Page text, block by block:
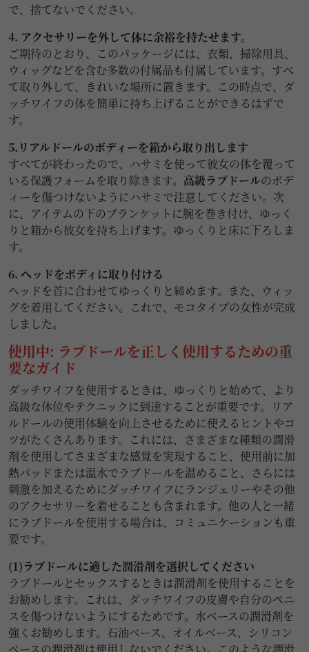
で、捨てないでください。
4. アクセサリーを外して体に余裕を持たせます。
ご期待のとおり、このパッケージには、衣類、掃除用具、
ウィッグなどを含む多数の付属品も付属しています。すべ
て取り外して、きれいな場所に置きます。この時点で、ダ
ッチワイフの体を簡単に持ち上げることができるはずで
す。
5.リアルドールのボディーを箱から取り出します
すべてが終わったので、ハサミを使って彼女の体を覆って
いる保護フォームを取り除きます。 高級ラブドールのボデ
ィーを傷つけないようにハサミで注意してください。次
に、アイテムの下のブランケットに腕を巻き付け、ゆっく
りと箱から彼女を持ち上げます。ゆっくりと床に下ろしま
す。
6. ヘッドをボディに取り付ける
ヘッドを首に合わせてゆっくりと締めます。また、ウィッ
グを着用してください。これで、モコタイプの女性が完成
しました。
使用中: ラブドールを正しく使用するための重
要なガイド
ダッチワイフを使用するときは、ゆっくりと始めて、より
高級な体位やテクニックに到達することが重要です。リア
ルドールの使用体験を向上させるために使えるヒントやコ
ツがたくさんあります。これには、さまざまな種類の潤滑
剤を使用してさまざまな感覚を実現すること、使用前に加
熱パッドまたは温水でラブドールを温めること、さらには
刺激を加えるためにダッチワイフにランジェリーやその他
のアクセサリーを着せることも含まれます。他の人と一緒
にラブドールを使用する場合は、コミュニケーションも重
要です。
(1)ラブドールに適した潤滑剤を選択してください
ラブドールとセックスするときは潤滑剤を使用することを
お勧めします。これは、ダッチワイフの皮膚や自分のペニ
スを傷つけないようにするためです。水ベースの潤滑剤を
強くお勧めします。石油ベース、オイルベース、シリコン
ベースの潤滑剤は使用しないでください。このような潤滑